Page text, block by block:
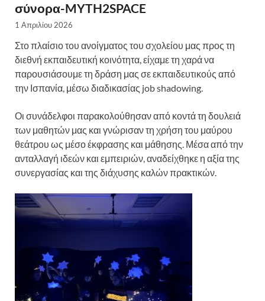
σύνορα-MYTH2SPACE
1 Απριλίου 2026
Στο πλαίσιο του ανοίγματος του σχολείου μας προς τη
διεθνή εκπαιδευτική κοινότητα, είχαμε τη χαρά να
παρουσιάσουμε τη δράση μας σε εκπαιδευτικούς από
την Ισπανία, μέσω διαδικασίας job shadowing.
Οι συνάδελφοι παρακολούθησαν από κοντά τη δουλειά
των μαθητών μας και γνώρισαν τη χρήση του μαύρου
θεάτρου ως μέσο έκφρασης και μάθησης. Μέσα από την
ανταλλαγή ιδεών και εμπειριών, αναδείχθηκε η αξία της
συνεργασίας και της διάχυσης καλών πρακτικών.